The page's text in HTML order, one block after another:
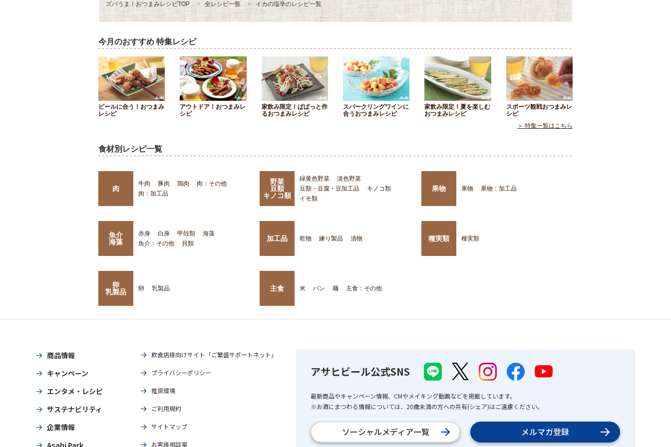
ズバうま！おつまみレシピTOP 全レシピ一覧 イカの塩辛のレシピ一覧
今月のおすすめ 特集レシピ
ビールに合う！おつまみ
レシピ
アウトドア！おつまみレ
シピ
家飲み限定！ぱぱっと作
るおつまみレシピ
スパークリングワインに
合うおつまみレシピ
家飲み限定！夏を楽しむ
おつまみレシピ
スポーツ観戦おつまみレ
シピ
＞ 特集一覧はこちら
食材別レシピ一覧
肉
牛肉 豚肉 鶏肉
肉：その他
肉：加工品
野菜
豆類
キノコ類
緑黄色野菜
淡色野菜
豆類・豆腐・豆加工品
キノコ類
イモ類
果物 果物 果物：加工品
魚介
海藻
赤身 白身 甲殻類
海藻
魚介：その他
貝類
加工品 乾物 練り製品 漬物 種実類 種実類
卵
乳製品
卵 乳製品 主食 米 パン 麺 主食：その他
商品情報
キャンペーン
エンタメ・レシピ
サステナビリティ
企業情報
Asahi Park
飲食店様向けサイト「ご繁盛サポートネット」
プライバシーポリシー
推奨環境
ご利用規約
サイトマップ
お客様相談室
アサヒビール公式SNS
最新商品やキャンペーン情報、CMやメイキング動画などを掲載しています。
※お酒にまつわる情報については、20歳未満の方への共有(シェア)はご遠慮ください。
ソーシャルメディア一覧 メルマガ登録